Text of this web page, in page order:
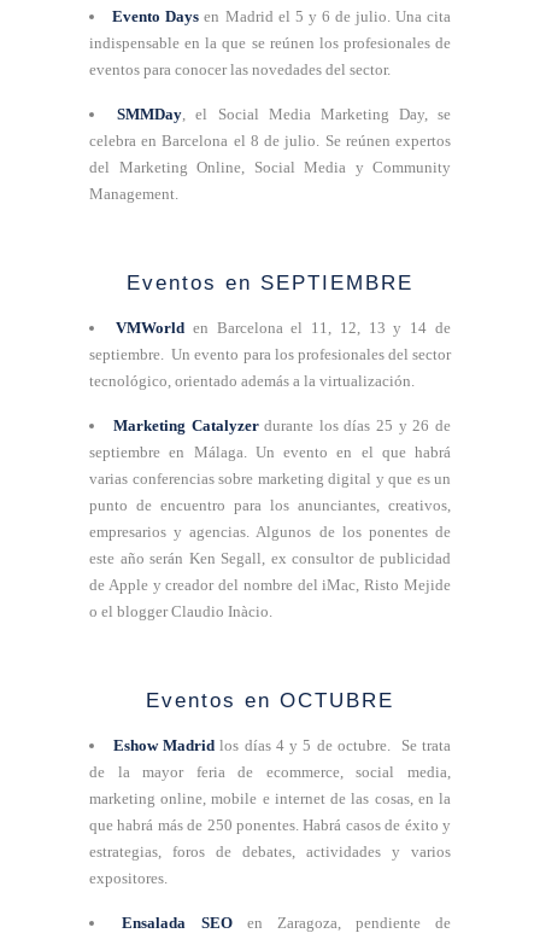
Evento Days en Madrid el 5 y 6 de julio. Una cita
indispensable en la que se reúnen los profesionales de
eventos para conocer las novedades del sector.
SMMDay, el Social Media Marketing Day, se
celebra en Barcelona el 8 de julio. Se reúnen expertos
del Marketing Online, Social Media y Community
Management.
Eventos en SEPTIEMBRE
VMWorld en Barcelona el 11, 12, 13 y 14 de
septiembre. Un evento para los profesionales del sector
tecnológico, orientado además a la virtualización.
Marketing Catalyzerdurante los días 25 y 26 de
septiembre en Málaga. Un evento en el que habrá
varias conferencias sobre marketing digital y que es un
punto de encuentro para los anunciantes, creativos,
empresarios y agencias. Algunos de los ponentes de
este año serán Ken Segall, ex consultor de publicidad
de Apple y creador del nombre del iMac, Risto Mejide
o el blogger Claudio Inàcio.
Eventos en OCTUBRE
Eshow Madrid los días 4 y 5 de octubre. Se trata
de la mayor feria de ecommerce, social media,
marketing online, mobile e internet de las cosas, en la
que habrá más de 250 ponentes. Habrá casos de éxito y
estrategias, foros de debates, actividades y varios
expositores.
Ensalada SEOen Zaragoza, pendiente de